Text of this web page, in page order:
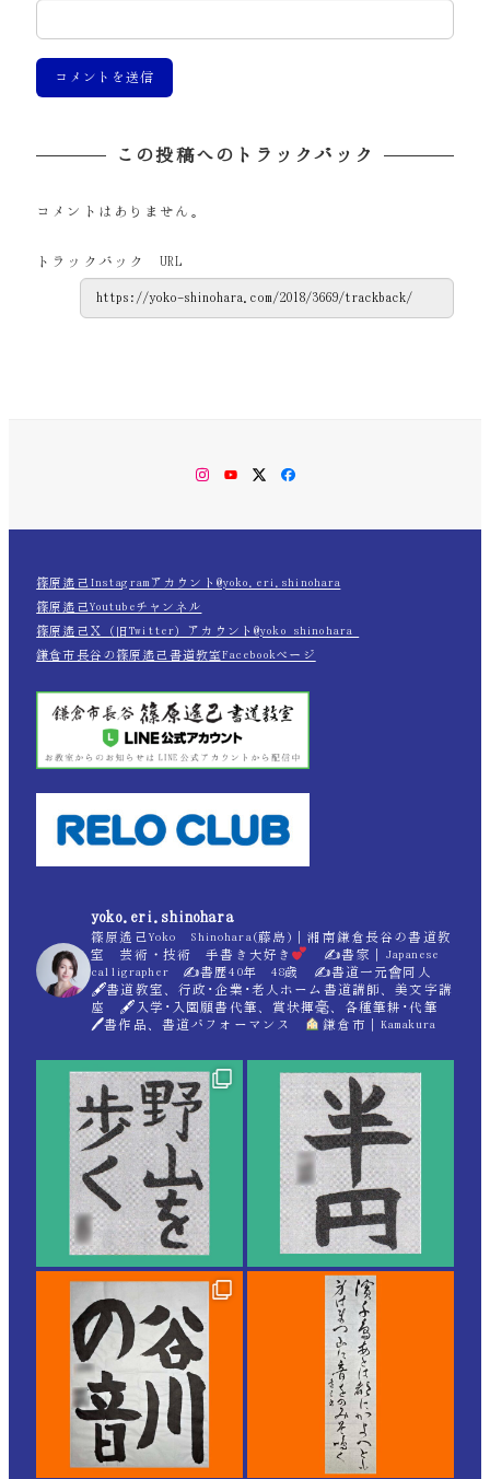
この投稿へのトラックバック
コメントはありません。
トラックバック URL
Instagram
YouTubeTwitterFacebook
篠原遙己Instagramアカウント@yoko.eri.shinohara
篠原遙己Youtubeチャンネル
篠原遙己Ｘ（旧Twitter）アカウント@yoko_shinohara_
鎌倉市長谷の篠原遙己書道教室Facebookページ
yoko.eri.shinohara
篠原遙己Yoko Shinohara(藤島)｜湘南鎌倉長谷の書道教
室 芸術・技術 手書き大好き
✍書家｜Japanese
calligrapher ✍書歴40年 48歳 ✍書道一元會同人
🖋書道教室、行政･企業･老人ホーム書道講師、美文字講
座 🖋入学･入園願書代筆、賞状揮毫、各種筆耕･代筆
🖊書作品、書道パフォーマンス
鎌倉市｜Kamakura